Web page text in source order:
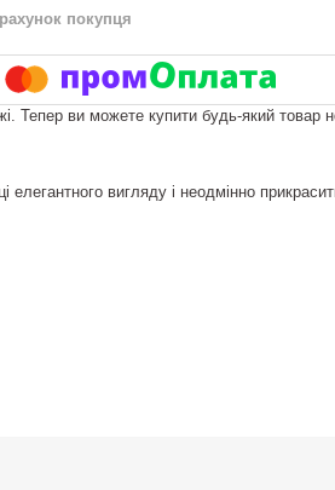
покупця
Тепер ви можете купити будь-який товар
вигляду і неодмінно